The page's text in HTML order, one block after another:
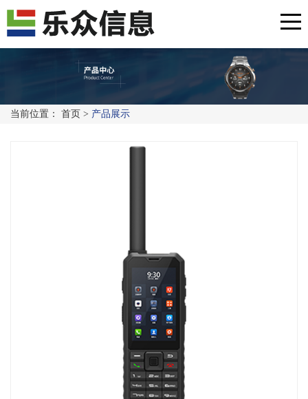
当前位置： 首页 > 产品展示